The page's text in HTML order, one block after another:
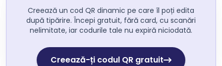
Creează un cod QR dinamic pe care îl poți edita
după tipărire. Începi gratuit, fără card, cu scanări
nelimitate, iar codurile tale nu expiră niciodată.
Creează-ți codul QR gratuit